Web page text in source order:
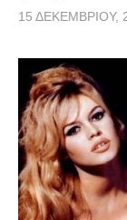
15 ΔΕΚΕΜΒΡΊΟΥ,